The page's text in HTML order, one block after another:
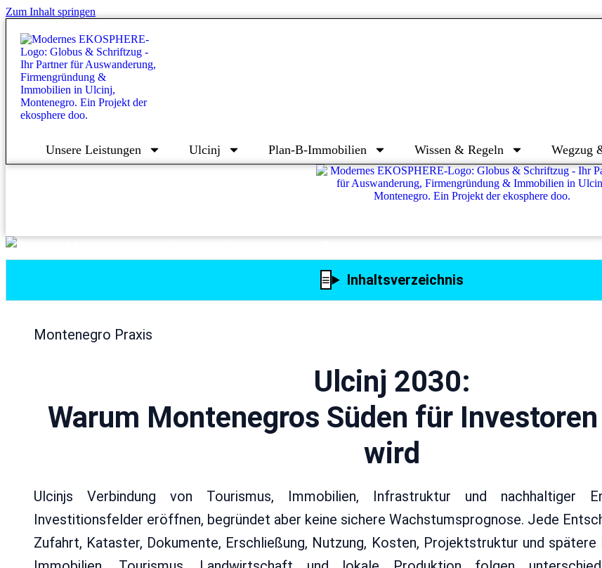
Zum Inhalt springen
Unsere Leistungen Ulcinj Plan-B-Immobilien Wissen & Regeln Wegzug
Inhaltsverzeichnis
Montenegro Praxis
Ulcinj 2030:
Warum Montenegros Süden für
wird
Ulcinjs Verbindung von Tourismus, Immobilien, Infrastruktur und nachhaltiger
Investitionsfelder eröffnen, begründet aber keine sichere Wachstumsprognose. Jede
Zufahrt, Kataster, Dokumente, Erschließung, Nutzung, Kosten, Projektstruktur und